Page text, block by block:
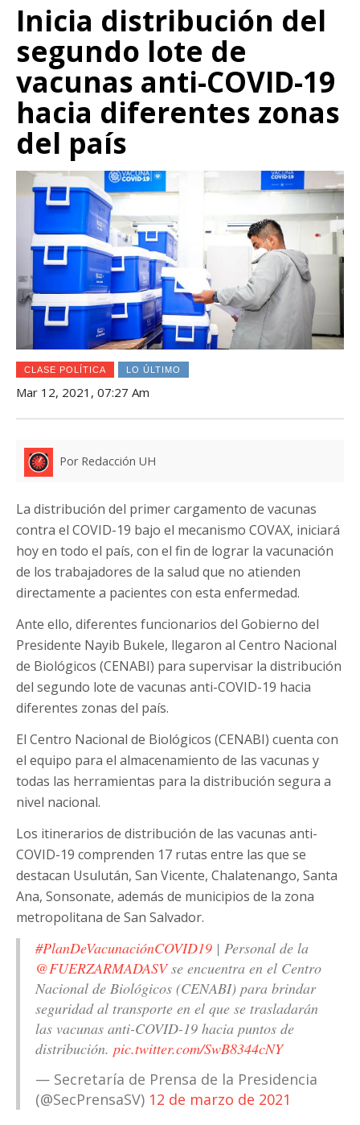
Inicia distribución del
segundo lote de
vacunas anti-COVID-19
hacia diferentes zonas
del país
CLASE POLÍTICA LO ÚLTIMO
Mar 12, 2021, 07:27 Am
Por Redacción UH
La distribución del primer cargamento de vacunas
contra el COVID-19 bajo el mecanismo COVAX, iniciará
hoy en todo el país, con el fin de lograr la vacunación
de los trabajadores de la salud que no atienden
directamente a pacientes con esta enfermedad.
Ante ello, diferentes funcionarios del Gobierno del
Presidente Nayib Bukele, llegaron al Centro Nacional
de Biológicos (CENABI) para supervisar la distribución
del segundo lote de vacunas anti-COVID-19 hacia
diferentes zonas del país.
El Centro Nacional de Biológicos (CENABI) cuenta con
el equipo para el almacenamiento de las vacunas y
todas las herramientas para la distribución segura a
nivel nacional.
Los itinerarios de distribución de las vacunas anti-
COVID-19 comprenden 17 rutas entre las que se
destacan Usulután, San Vicente, Chalatenango, Santa
Ana, Sonsonate, además de municipios de la zona
metropolitana de San Salvador.
#PlanDeVacunaciónCOVID19 | Personal de la
@FUERZARMADASVse encuentra en el Centro
Nacional de Biológicos (CENABI) para brindar
seguridad al transporte en el que se trasladarán
las vacunas anti-COVID-19 hacia puntos de
distribución. pic.twitter.com/SwB8344cNY
— Secretaría de Prensa de la Presidencia
(@SecPrensaSV) 12 de marzo de 2021